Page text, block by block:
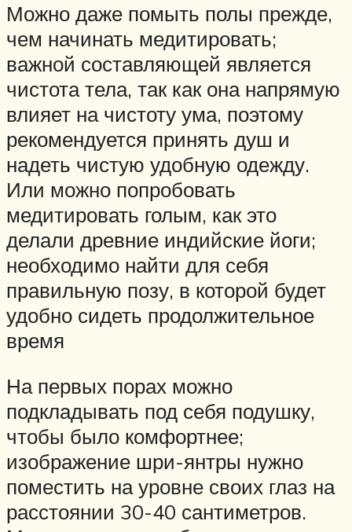
Можно даже помыть полы прежде,
чем начинать медитировать;
важной составляющей является
чистота тела, так как она напрямую
влияет на чистоту ума, поэтому
рекомендуется принять душ и
надеть чистую удобную одежду.
Или можно попробовать
медитировать голым, как это
делали древние индийские йоги;
необходимо найти для себя
правильную позу, в которой будет
удобно сидеть продолжительное
время
На первых порах можно
подкладывать под себя подушку,
чтобы было комфортнее;
изображение шри-янтры нужно
поместить на уровне своих глаз на
расстоянии 30-40 сантиметров.